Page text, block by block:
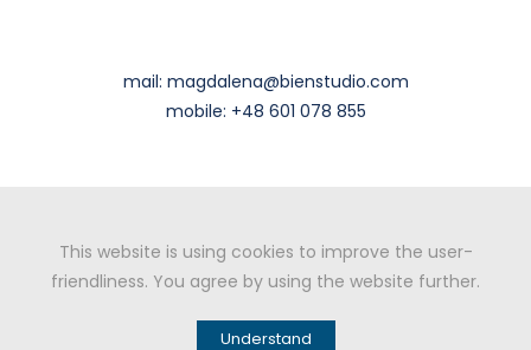
mail: magdalena@bienstudio.com
mobile: +48 601 078 855
ADRES DO KORESPONDENCJI:
ul. Wojskowa 5/91 60-792 Poznań, NIP 9591459685
This website is using cookies to improve the user-
friendliness. You agree by using the website further.
Understand